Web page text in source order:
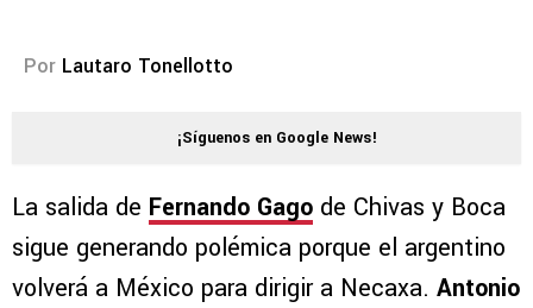
Por Lautaro Tonellotto
¡Síguenos en Google News!
La salida de Fernando Gago de Chivas y Boca
sigue generando polémica porque el argentino
volverá a México para dirigir a Necaxa. Antonio